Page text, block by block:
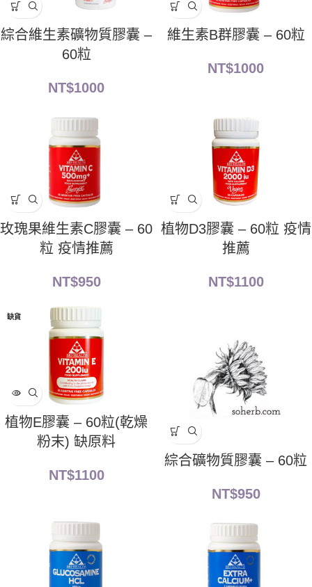
綜合維生素礦物質膠囊 –
60粒
NT$1000
維生素B群膠囊 – 60粒
NT$1000
玫瑰果維生素C膠囊 – 60
粒 疫情推薦
NT$950
植物D3膠囊 – 60粒 疫情
推薦
NT$1100
缺貨
植物E膠囊 – 60粒(乾燥
粉末) 缺原料
NT$1100
綜合礦物質膠囊 – 60粒
NT$950